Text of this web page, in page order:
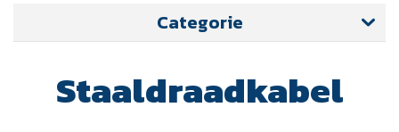
Categorie
Staaldraadkabel